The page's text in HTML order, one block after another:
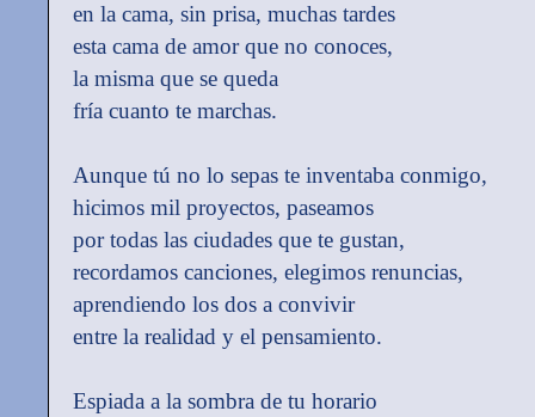
en la cama, sin prisa, muchas tardes
esta cama de amor que no conoces,
la misma que se queda
fría cuanto te marchas.
Aunque tú no lo sepas te inventaba conmigo,
hicimos mil proyectos, paseamos
por todas las ciudades que te gustan,
recordamos canciones, elegimos renuncias,
aprendiendo los dos a convivir
entre la realidad y el pensamiento.
Espiada a la sombra de tu horario